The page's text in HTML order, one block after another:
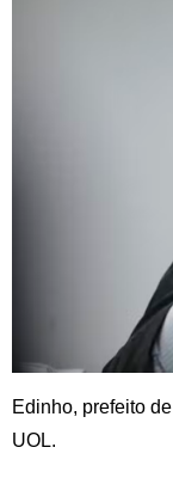
Edinho, prefeito
UOL.